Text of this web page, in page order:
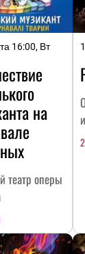
16:00, Вт
на
театр оперы